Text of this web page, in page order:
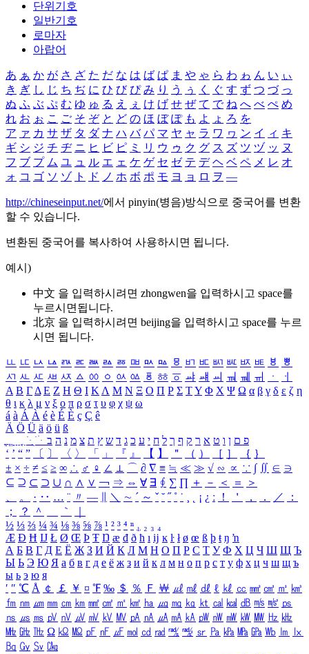
단위기호
일반기호
로마자
아랍어
あ ぁ か が さ ざ た だ な は ば ぱ ま や ゃ ら わ ゎ ん い ぃ
き ぎ し じ ち ぢ に ひ び ぴ み り う ぅ く ぐ す ず つ づ っ
ぬ ふ ぶ ぷ む ゆ ゅ る え ぇ け げ せ ぜ て で ね へ べ ぺ め
れ お ぉ こ ご そ ぞ と ど の ほ ぼ ぽ も よ ょ ろ を
ア ァ カ サ ザ タ ダ ナ ハ バ パ マ ヤ ャ ラ ワ ヮ ン イ ィ キ
ギ シ ジ チ ヂ ニ ヒ ビ ピ ミ リ ウ ゥ ク グ ス ズ ツ ヅ ッ ヌ
フ ブ プ ム ユ ュ ル エ ェ ケ ゲ セ ゼ テ デ ヘ ベ ペ メ レ オ
ォ コ ゴ ソ ゾ ト ド ノ ホ ボ ポ モ ヨ ョ ロ ヲ ―
http://chineseinput.net/에서 pinyin(병음)방식으로 중국어를 변환
할 수 있습니다.
변환된 중국어를 복사하여 사용하시면 됩니다.
예시)
中文 을 입력하시려면 zhongwen을 입력하시고 space를
누르시면됩니다.
北京 을 입력하시려면 beijing을 입력하시고 space를 누르
시면 됩니다.
ㅥ ㅦ ㅧ ㅨ ㅩ ㅪ ㅫ ㅬ ㅭ ㅮ ㅯ ㅰ ㅱ ㅲ ㅳ ㅴ ㅵ ㅶ ㅷ ㅸ
ㅹ
ㅺ ㅻ ㅼ ㅽ ㅾ ㅿ ㆀ ㆁ ㆂ ㆃ ㆄ ㆅ ㆆ ㆇ ㆈ ㆉ ㆊ ㆋ ㆌ ㆍ
ㆎ
Α Β ΓΔ Ε Ζ Η Θ Ι ΚΛ Μ Ν Ξ Ο Π Ρ Σ ΤΥ Φ Χ Ψ Ω α β γ δ ε ζ η
θ ι κ λ μ ν ξ ο π ρ σ τ υ φ χ ψ ω
á à Á À é è É È ç Ç ê
Ä Ö Ü ä ö ü ß
ִֶֹ ֻּ ׁׂ פ ם ן ו ט א ר ק ף ך ל ח י ע כ ג ד ש ץ ת צ מ נ ה ב
‘ ’ “ ” 〔 〕 〈 〉 「 」 『 』 【 】 ＂ （ ） ［ ］ ｛ ｝
± × ÷ ≠ ≤ ≥ ∞ ∴ ♂ ♀ ∠ ⊥ ⌒ ∂ ∇ ≡ ≒ ≪ ≫ √ ∽ ∝ ∵ ∫ ∬ ∈ ∋
⊆ ⊇ ⊂ ⊃ ∪ ∩ ∧ ∨ ￢ ⇒ ⇔ ∀ ∃ ∮ ∑ ∏ ＋ － ＜ ＝
＞
、
。 · ‥ … ¨ 〃 ― ＼ ∼ ´ ～ ˇ ˘ ˝ ˚ ˙ ¸ ¡ ¿ ː ！ ＇ ， ． ／
：
；
？ ＾ ｀
½ ⅓ ⅔ ¼ ¾ ⅛ ⅜ ⅝ ⅞ ¹ ² ³ ⁴ ⁿ ₁ ₂ ₃ ₄
Æ Ð Ħ Ĳ Ł Ø Œ Þ Ŧ Ŋ æ đ ð ħ ı ĳ ĸ ŀ ł ø œ ß þ ŧ ŋ ŉ
А Б В Г Д Е Ё Ж З И Й К Л М Н О П Р С Т У Ф Х Ц Ч Ш Щ Ъ
Ы Ь Э Ю Я а б в г д е ё ж з и й к л м н о п р с т у ф х ц ч ш щ ъ
ы ь э ю я
′ ″ ℃ Å ￠ ￡ ￥ ¤ ℉ ‰ ＄ ％ Ｆ ￦ ㎕ ㎖ ㎗ ℓ ㎘ ㏄ ㎣ ㎤ ㎥ ㎦
㎙ ㎚ ㎛ ㎜ ㎝ ㎞ ㎟ ㎠ ㎡ ㎢ ㏊ ㎍ ㎎ ㎏ ㏏ ㎈ ㎉ ㏈ ㎧ ㎨ ㎰
㎱ ㎲ ㎳ ㎴ ㎵ ㎶ ㎷ ㎸ ㎹ ㎀ ㎁ ㎂ ㎃ ㎄ ㎺ ㎻ ㎽ ㎾ ㎿ ㎐ ㎑
㎒ ㎓ ㎔ Ω ㏀ ㏁ ㎊ ㎋ ㎌ ㏖ ㏅ ㎭ ㎮ ㎯ ㏛ ㎩ ㎪ ㎫ ㎬ ㏝ ㏐
㏓
㏃ ㏉ ㏜ ㏆